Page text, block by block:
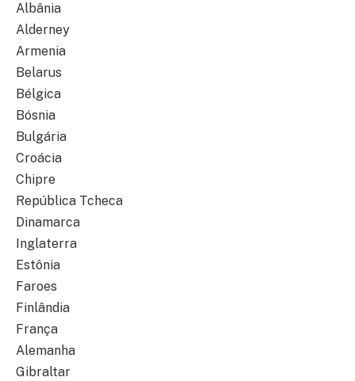
Albânia
Alderney
Armenia
Belarus
Bélgica
Bósnia
Bulgária
Croácia
Chipre
República Tcheca
Dinamarca
Inglaterra
Estônia
Faroes
Finlândia
França
Alemanha
Gibraltar